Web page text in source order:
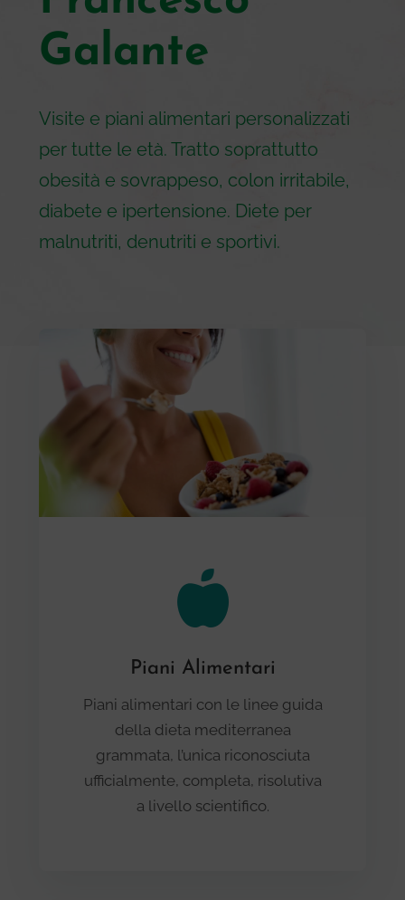
Galante
Visite e piani alimentari personalizzati
per tutte le età. Tratto soprattutto
obesità e sovrappeso, colon irritabile,
diabete e ipertensione. Diete per
malnutriti, denutriti e sportivi.
Piani Alimentari
Piani alimentari con le linee guida
della dieta mediterranea
grammata, l’unica riconosciuta
ufficialmente, completa, risolutiva
a livello scientifico.